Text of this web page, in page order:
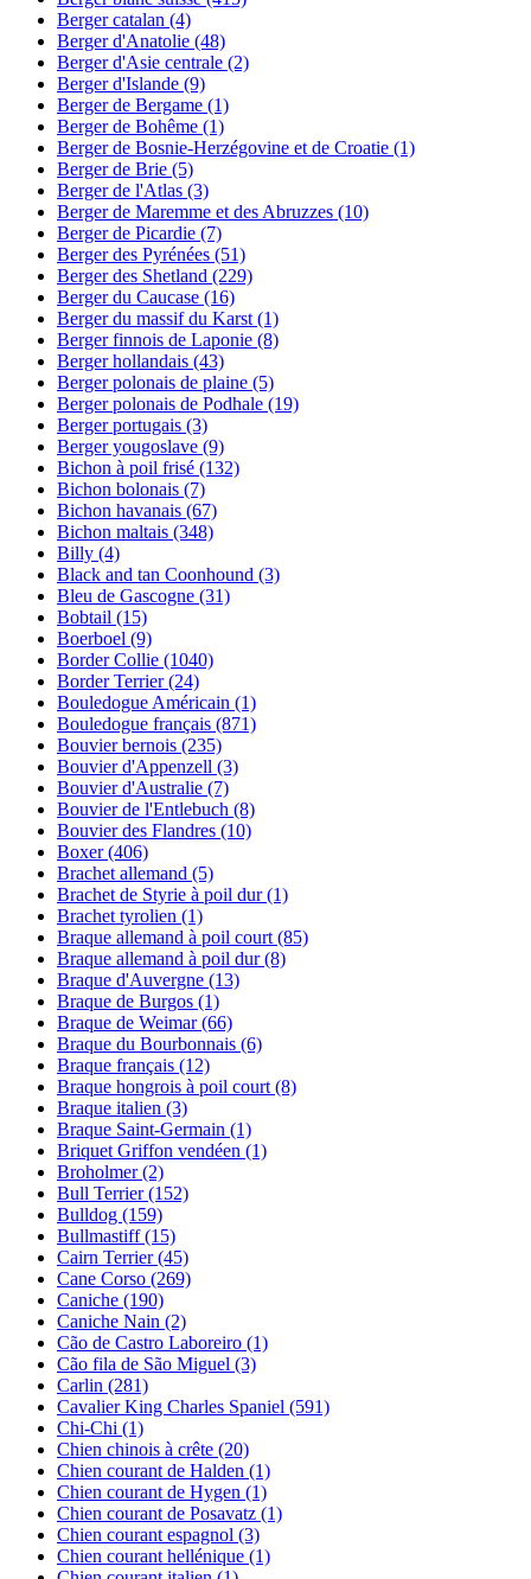
Berger catalan (4)
Berger d'Anatolie (48)
Berger d'Asie centrale (2)
Berger d'Islande (9)
Berger de Bergame (1)
Berger de Bohême (1)
Berger de Bosnie-Herzégovine et de Croatie (1)
Berger de Brie (5)
Berger de l'Atlas (3)
Berger de Maremme et des Abruzzes (10)
Berger de Picardie (7)
Berger des Pyrénées (51)
Berger des Shetland (229)
Berger du Caucase (16)
Berger du massif du Karst (1)
Berger finnois de Laponie (8)
Berger hollandais (43)
Berger polonais de plaine (5)
Berger polonais de Podhale (19)
Berger portugais (3)
Berger yougoslave (9)
Bichon à poil frisé (132)
Bichon bolonais (7)
Bichon havanais (67)
Bichon maltais (348)
Billy (4)
Black and tan Coonhound (3)
Bleu de Gascogne (31)
Bobtail (15)
Boerboel (9)
Border Collie (1040)
Border Terrier(24)
Bouledogue Américain (1)
Bouledogue français (871)
Bouvier bernois (235)
Bouvier d'Appenzell (3)
Bouvier d'Australie (7)
Bouvier de l'Entlebuch (8)
Bouvier des Flandres (10)
Boxer(406)
Brachet allemand (5)
Brachet de Styrie à poil dur(1)
Brachet tyrolien (1)
Braque allemand à poil court (85)
Braque allemand à poil dur(8)
Braque d'Auvergne (13)
Braque de Burgos (1)
Braque de Weimar(66)
Braque du Bourbonnais (6)
Braque français (12)
Braque hongrois à poil court (8)
Braque italien (3)
Braque Saint-Germain (1)
Briquet Griffon vendéen (1)
Broholmer(2)
Bull Terrier(152)
Bulldog (159)
Bullmastiff(15)
Cairn Terrier(45)
Cane Corso (269)
Caniche (190)
Caniche Nain (2)
Cão de Castro Laboreiro (1)
Cão fila de São Miguel (3)
Carlin (281)
Cavalier King Charles Spaniel (591)
Chi-Chi (1)
Chien chinois à crête (20)
Chien courant de Halden (1)
Chien courant de Hygen (1)
Chien courant de Posavatz (1)
Chien courant espagnol (3)
Chien courant hellénique (1)